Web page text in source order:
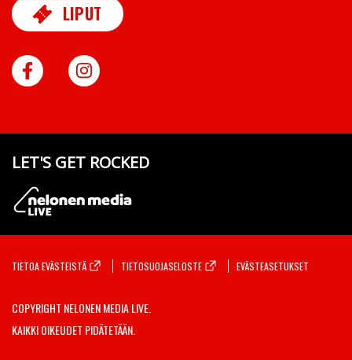
LIPUT
FACEBOOK INSTAGRAM
LET'S GET ROCKED
TIETOA EVÄSTEISTÄ TIETOSUOJASELOSTE EVÄSTEASETUKSET
COPYRIGHT NELONEN MEDIA LIVE.
KAIKKI OIKEUDET PIDÄTETÄÄN.